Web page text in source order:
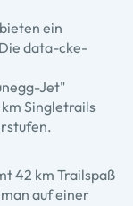
ein
data-cke-
Jet"
Singletrails
42 km Trailspaß
auf einer